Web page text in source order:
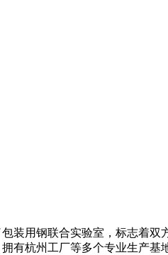
用钢联合实验室，标志着双
杭州工厂等多个专业生产基